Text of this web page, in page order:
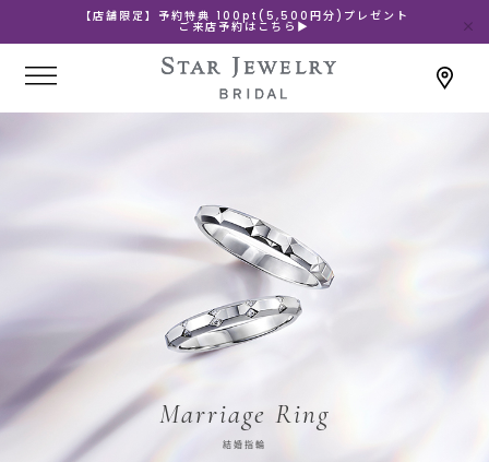
【店舗限定】予約特典 100pt(5,500円分)プレゼント
ご来店予約はこちら▶
Marriage Ring
結婚指輪